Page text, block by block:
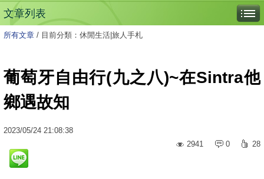
文章列表
所有文章 / 目前分類：休閒生活|旅人手札
葡萄牙自由行(九之八)~在Sintra他
鄉遇故知
2023/05/24 21:08:38
2941
0 28